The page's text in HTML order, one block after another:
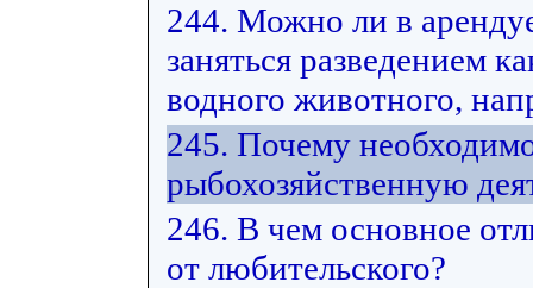
244. Можно ли в
заняться разведением
водного животного,
245. Почему
рыбохозяйственную
246. В чем основное
от любительского?